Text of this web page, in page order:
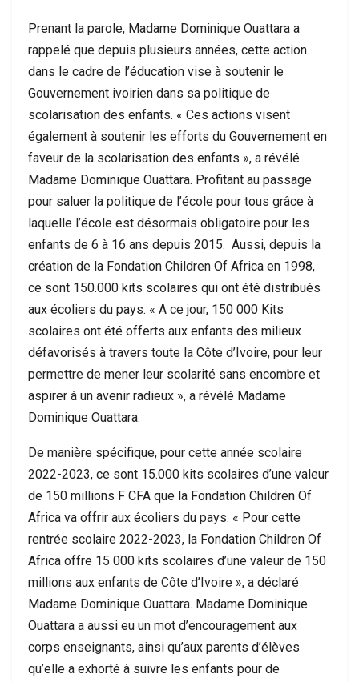
Prenant la parole, Madame Dominique Ouattara a
rappelé que depuis plusieurs années, cette action
dans le cadre de l’éducation vise à soutenir le
Gouvernement ivoirien dans sa politique de
scolarisation des enfants. « Ces actions visent
également à soutenir les efforts du Gouvernement en
faveur de la scolarisation des enfants », a révélé
Madame Dominique Ouattara. Profitant au passage
pour saluer la politique de l’école pour tous grâce à
laquelle l’école est désormais obligatoire pour les
enfants de 6 à 16 ans depuis 2015. Aussi, depuis la
création de la Fondation Children Of Africa en 1998,
ce sont 150.000 kits scolaires qui ont été distribués
aux écoliers du pays. « A ce jour, 150 000 Kits
scolaires ont été offerts aux enfants des milieux
défavorisés à travers toute la Côte d’Ivoire, pour leur
permettre de mener leur scolarité sans encombre et
aspirer à un avenir radieux », a révélé Madame
Dominique Ouattara.
De manière spécifique, pour cette année scolaire
2022-2023, ce sont 15.000 kits scolaires d’une valeur
de 150 millions F CFA que la Fondation Children Of
Africa va offrir aux écoliers du pays. « Pour cette
rentrée scolaire 2022-2023, la Fondation Children Of
Africa offre 15 000 kits scolaires d’une valeur de 150
millions aux enfants de Côte d’Ivoire », a déclaré
Madame Dominique Ouattara. Madame Dominique
Ouattara a aussi eu un mot d’encouragement aux
corps enseignants, ainsi qu’aux parents d’élèves
qu’elle a exhorté à suivre les enfants pour de